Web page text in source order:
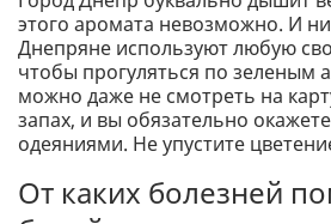
этого аромата невозможно. И
Днепряне используют любую
чтобы прогуляться по зеленым
можно даже не смотреть на
запах, и вы обязательно
одеяниями. Не упустите
От каких болезней